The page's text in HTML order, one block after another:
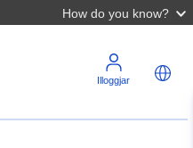
How do you know?
Illoggjar